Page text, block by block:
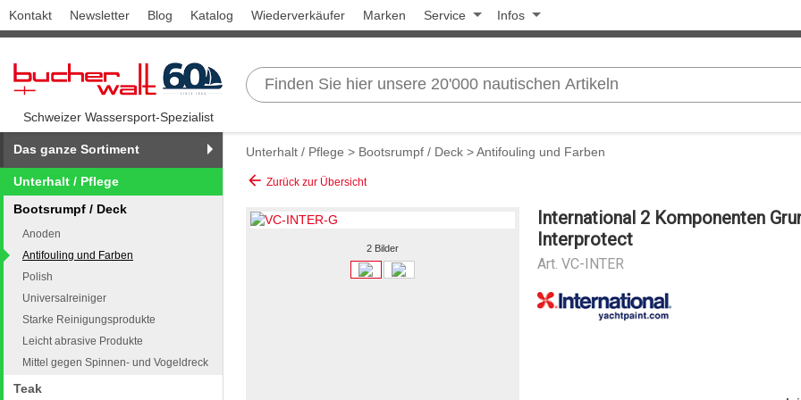
Kontakt Newsletter Blog Katalog Wiederverkäufer Marken Service Infos
Schweizer Wassersport-Spezialist
Das ganze Sortiment
Unterhalt / Pflege
Bootsrumpf / Deck
Anoden
Antifouling und Farben
Polish
Universalreiniger
Starke Reinigungsprodukte
Leicht abrasive Produkte
Mittel gegen Spinnen- und Vogeldreck
Teak
Unterhalt / Pflege > Bootsrumpf / Deck >Antifouling und Farben
arrow_back Zurück zur Übersicht
2 Bilder
International 2 Komponenten
Interprotect
Art. VC-INTER